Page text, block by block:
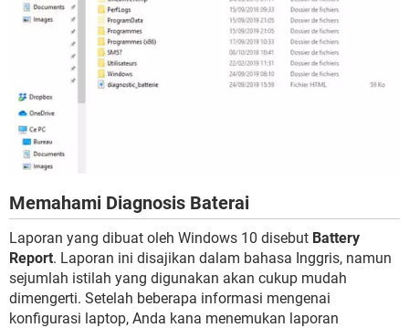
Memahami Diagnosis Baterai
Laporan yang dibuat oleh Windows 10 disebut Battery
Report. Laporan ini disajikan dalam bahasa Inggris, namun
sejumlah istilah yang digunakan akan cukup mudah
dimengerti. Setelah beberapa informasi mengenai
konfigurasi laptop, Anda kana menemukan laporan